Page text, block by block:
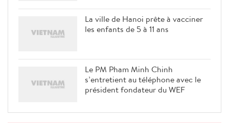
La ville de Hanoi prête à vacciner
les enfants de 5 à 11 ans
Le PM Pham Minh Chinh
s’entretient au téléphone avec le
président fondateur du WEF